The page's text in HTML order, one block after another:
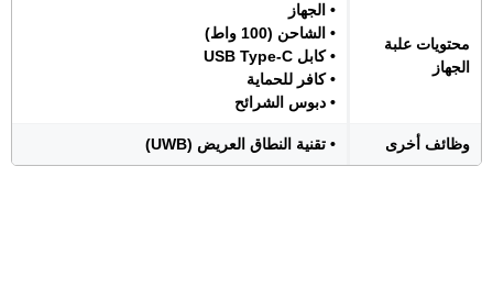
محتويات علبة
الجهاز
• الجهاز
• الشاحن (100 واط)
• كابل USB Type-C
• كافر للحماية
• دبوس الشرائح
وظائف أخرى • تقنية النطاق العريض (UWB)